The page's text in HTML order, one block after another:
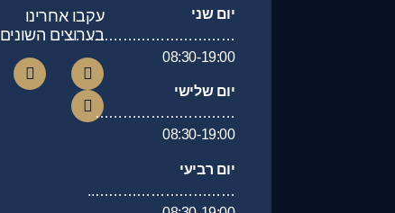
עקבו אחרינו
בערוצים השונים
יום שני
………………………………
08:30-19:00
יום שלישי
…………………………
08:30-19:00
יום רביעי
…………………………..